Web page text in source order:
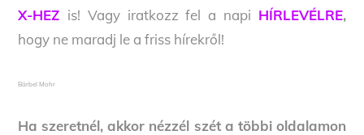
X-HEZ is! Vagy iratkozz fel a napi HÍRLEVÉLRE,
hogy ne maradj le a friss hírekről!
Bärbel Mohr
Ha szeretnél, akkor nézzél szét a többi oldalamon